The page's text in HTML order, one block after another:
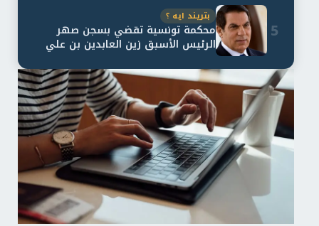
5
بتريند ايه ؟
محكمة تونسية تقضي بسجن صهر
الرئيس الأسبق زين العابدين بن علي